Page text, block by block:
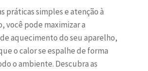
práticas simples e atenção à
você pode maximizar a
aquecimento do seu aparelho,
o calor se espalhe de forma
o ambiente. Descubra as